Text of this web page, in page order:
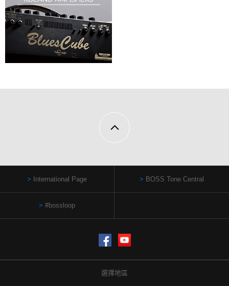
International Page BOSS Tone Central
#bossloop
Facebook
選擇地區